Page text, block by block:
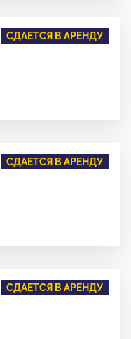
СДАЕТСЯ В АРЕНДУ
СДАЕТСЯ В АРЕНДУ
СДАЕТСЯ В АРЕНДУ